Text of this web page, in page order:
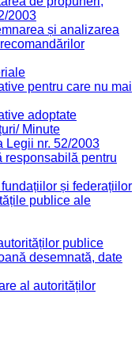
2003
și analizarea
pentru care nu mai
adoptate
Minute
Legii nr. 52/2003
responsabilă pentru
și federațiilor
publice ale
publice
desemnată, date
al autorităților